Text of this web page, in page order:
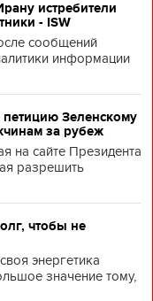
истребители
- ISW
сообщений
информации
Зеленскому
за рубеж
на сайте Президента
разрешить
чтобы не
энергетика
значение тому,